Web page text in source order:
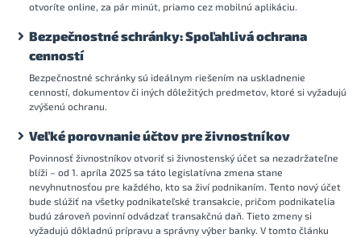
otvoríte online, za pár minút, priamo cez mobilnú aplikáciu.
Bezpečnostné schránky: Spoľahlivá ochrana
cenností
Bezpečnostné schránky sú ideálnym riešením na uskladnenie
cenností, dokumentov či iných dôležitých predmetov, ktoré si vyžadujú
zvýšenú ochranu.
Veľké porovnanie účtov pre živnostníkov
Povinnosť živnostníkov otvoriť si živnostenský účet sa nezadržateľne
blíži – od 1. apríla 2025 sa táto legislatívna zmena stane
nevyhnutnosťou pre každého, kto sa živí podnikaním. Tento nový účet
bude slúžiť na všetky podnikateľské transakcie, pričom podnikatelia
budú zároveň povinní odvádzať transakčnú daň. Tieto zmeny si
vyžadujú dôkladnú prípravu a správny výber banky. V tomto článku